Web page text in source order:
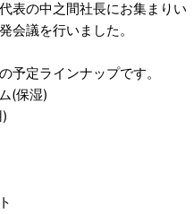
表の中之間社長にお集まりい
会議を行いました。
予定ラインナップです。
(保湿)